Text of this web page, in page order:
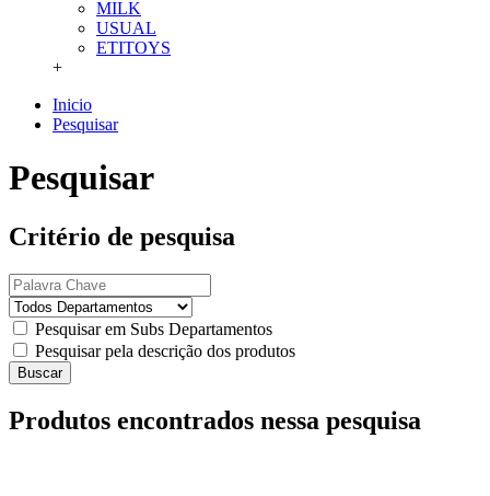
MILK
USUAL
ETITOYS
+
Inicio
Pesquisar
Pesquisar
Critério de pesquisa
Pesquisar em Subs Departamentos
Pesquisar pela descrição dos produtos
Produtos encontrados nessa pesquisa